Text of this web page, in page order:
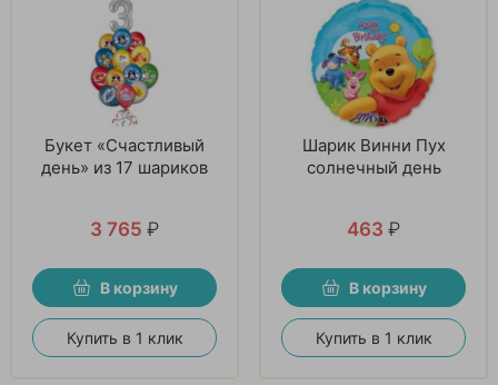
Букет «Счастливый
день» из 17 шариков
3 765 ₽
В корзину
Купить в 1 клик
Шарик Винни Пух
солнечный день
463 ₽
В корзину
Купить в 1 клик